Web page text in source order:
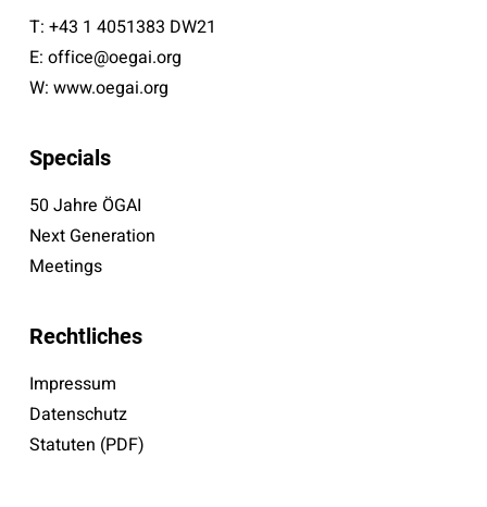
T: +43 1 4051383 DW21
E: office@oegai.org
W: www.oegai.org
Specials
50 Jahre ÖGAI
Next Generation
Meetings
Rechtliches
Impressum
Datenschutz
Statuten (PDF)